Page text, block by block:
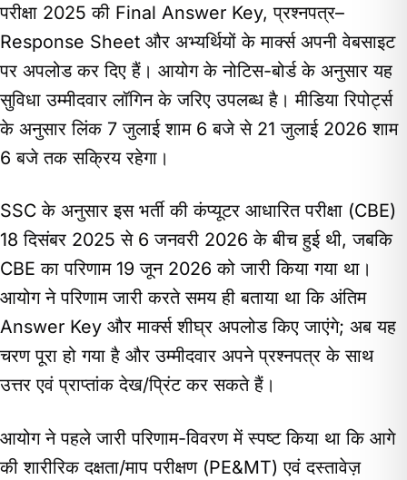
परीक्षा 2025 की Final Answer Key, प्रश्नपत्र–
Response Sheet और अभ्यर्थियों के मार्क्स अपनी वेबसाइट
पर अपलोड कर दिए हैं। आयोग के नोटिस-बोर्ड के अनुसार यह
सुविधा उम्मीदवार लॉगिन के जरिए उपलब्ध है। मीडिया रिपोर्ट्स
के अनुसार लिंक 7 जुलाई शाम 6 बजे से 21 जुलाई 2026 शाम
6 बजे तक सक्रिय रहेगा।
SSC के अनुसार इस भर्ती की कंप्यूटर आधारित परीक्षा (CBE)
18 दिसंबर 2025 से 6 जनवरी 2026 के बीच हुई थी, जबकि
CBE का परिणाम 19 जून 2026 को जारी किया गया था।
आयोग ने परिणाम जारी करते समय ही बताया था कि अंतिम
Answer Key और मार्क्स शीघ्र अपलोड किए जाएंगे; अब यह
चरण पूरा हो गया है और उम्मीदवार अपने प्रश्नपत्र के साथ
उत्तर एवं प्राप्तांक देख/प्रिंट कर सकते हैं।
आयोग ने पहले जारी परिणाम-विवरण में स्पष्ट किया था कि आगे
की शारीरिक दक्षता/माप परीक्षण (PE&MT) एवं दस्तावेज़